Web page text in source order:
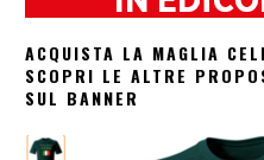
ACQUISTA LA MAGLIA
SCOPRI LE ALTRE
SUL BANNER